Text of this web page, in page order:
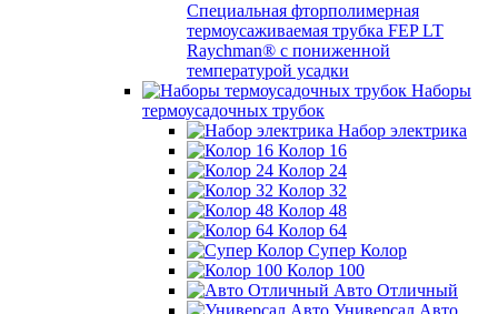
Специальная фторполимерная
термоусаживаемая трубка FEP LT
Raychman® с пониженной
температурой усадки
Наборы
термоусадочных трубок
Набор электрика
Колор 16
Колор 24
Колор 32
Колор 48
Колор 64
Супер Колор
Колор 100
Авто Отличный
Универсал Авто